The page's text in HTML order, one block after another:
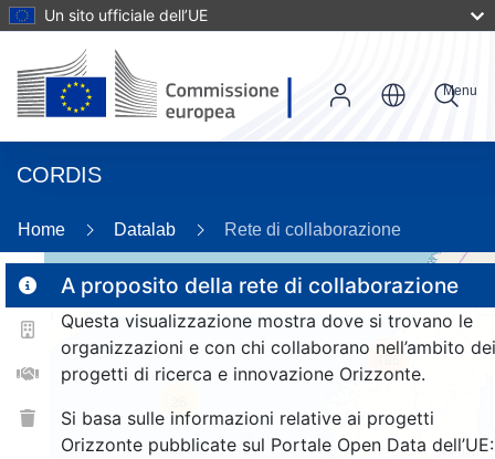
Un sito ufficiale dell’UE
CORDIS
Menu
Home Datalab Rete di collaborazione
A proposito della rete di collaborazione
Questa visualizzazione mostra dove si trovano le
organizzazioni e con chi collaborano nell’ambito dei
progetti di ricerca e innovazione Orizzonte.
Si basa sulle informazioni relative ai progetti
Orizzonte pubblicate sul Portale Open Data dell’UE:
185